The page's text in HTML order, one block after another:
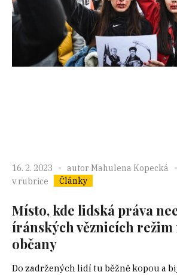
16. 2. 2023 autor Mahulena Kopecká
v rubrice
Články
Místo, kde lidská práva
íránských věznicích
občany
Do zadržených lidí tu běžně kopou a